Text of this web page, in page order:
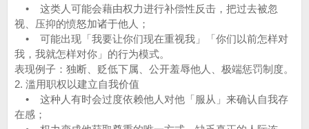
• 这类人可能会藉由权力进行补偿性反击，把过去被忽
视、压抑的愤怒加诸于他人；
• 可能出现「我要让你们现在重视我」「你们以前怎样对
我，我就怎样对你」的行为模式。
表现例子：独断、贬低下属、公开羞辱他人、极端惩罚制度。
2. 滥用职权以建立自我价值
• 这种人有时会过度依赖他人对他「服从」来确认自我存
在感；